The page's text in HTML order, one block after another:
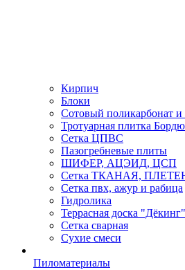
Кирпич
Блоки
Сотовый поликарбонат
Тротуарная плитка
Сетка ЦПВС
Пазогребневые плиты
ШИФЕР, АЦЭИД, ЦСП
Сетка ТКАНАЯ,
Сетка пвх, ажур и рабица
Гидролика
Террасная доска "Дёкинг"
Сетка сварная
Сухие смеси
Пиломатериалы